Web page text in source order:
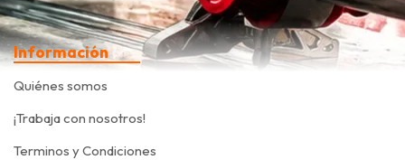
Información
Quiénes somos
¡Trabaja con nosotros!
Terminos y Condiciones